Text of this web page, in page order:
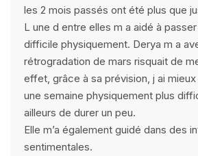
les 2 mois passés ont été plus que
L une d entre elles m a aidé à
difficile physiquement. Derya m a
rétrogradation de mars risquait de
effet, grâce à sa prévision, j ai
une semaine physiquement plus
ailleurs de durer un peu.
Elle m’a également guidé dans des
sentimentales.